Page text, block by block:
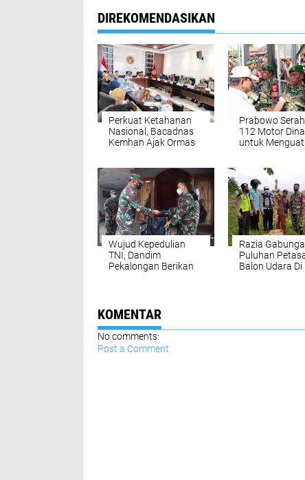
DIREKOMENDASIKAN
Perkuat Ketahanan
Nasional, Bacadnas
Kemhan Ajak Ormas
Prabowo
112 Motor
untuk
Wujud Kepedulian
TNI, Dandim
Pekalongan Berikan
Razia
Puluhan
Balon Udara Di
KOMENTAR
No comments:
Post a Comment